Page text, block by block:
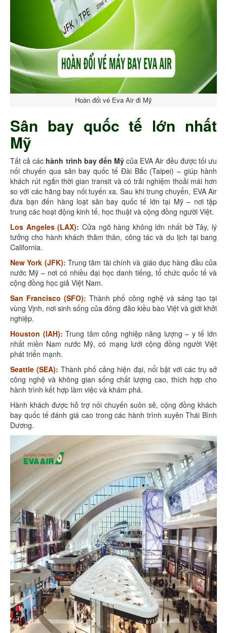
Hoàn đổi vé Eva Air đi Mỹ
Sân bay quốc tế lớn nhất
Mỹ
Tất cả các hành trình bay đến Mỹ của EVA Air đều được tối ưu
nối chuyến qua sân bay quốc tế Đài Bắc (Taipei) – giúp hành
khách rút ngắn thời gian transit và có trải nghiệm thoải mái hơn
so với các hãng bay nối tuyến xa. Sau khi trung chuyển, EVA Air
đưa bạn đến hàng loạt sân bay quốc tế lớn tại Mỹ – nơi tập
trung các hoạt động kinh tế, học thuật và cộng đồng người Việt.
Los Angeles (LAX): Cửa ngõ hàng không lớn nhất bờ Tây, lý
tưởng cho hành khách thăm thân, công tác và du lịch tại bang
California.
New York (JFK): Trung tâm tài chính và giáo dục hàng đầu của
nước Mỹ – nơi có nhiều đại học danh tiếng, tổ chức quốc tế và
cộng đồng học giả Việt Nam.
San Francisco (SFO): Thành phố công nghệ và sáng tạo tại
vùng Vịnh, nơi sinh sống của đông đảo kiều bào Việt và giới khởi
nghiệp.
Houston (IAH): Trung tâm công nghiệp năng lượng – y tế lớn
nhất miền Nam nước Mỹ, có mạng lưới cộng đồng người Việt
phát triển mạnh.
Seattle (SEA): Thành phố cảng hiện đại, nổi bật với các trụ sở
công nghệ và không gian sống chất lượng cao, thích hợp cho
hành trình kết hợp làm việc và khám phá.
Hành khách được hỗ trợ nối chuyến suôn sẻ, cộng đồng khách
bay quốc tế đánh giá cao trong các hành trình xuyên Thái Bình
Dương.